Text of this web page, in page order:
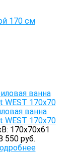
170 см
ванна
WEST 170x70
170х70х61
550 руб.